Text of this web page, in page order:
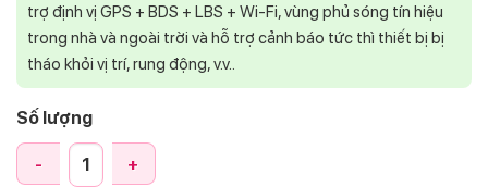
trợ định vị GPS + BDS + LBS + Wi-Fi, vùng phủ sóng tín hiệu
trong nhà và ngoài trời và hỗ trợ cảnh báo tức thì thiết bị bị
tháo khỏi vị trí, rung động, v.v..
Số lượng